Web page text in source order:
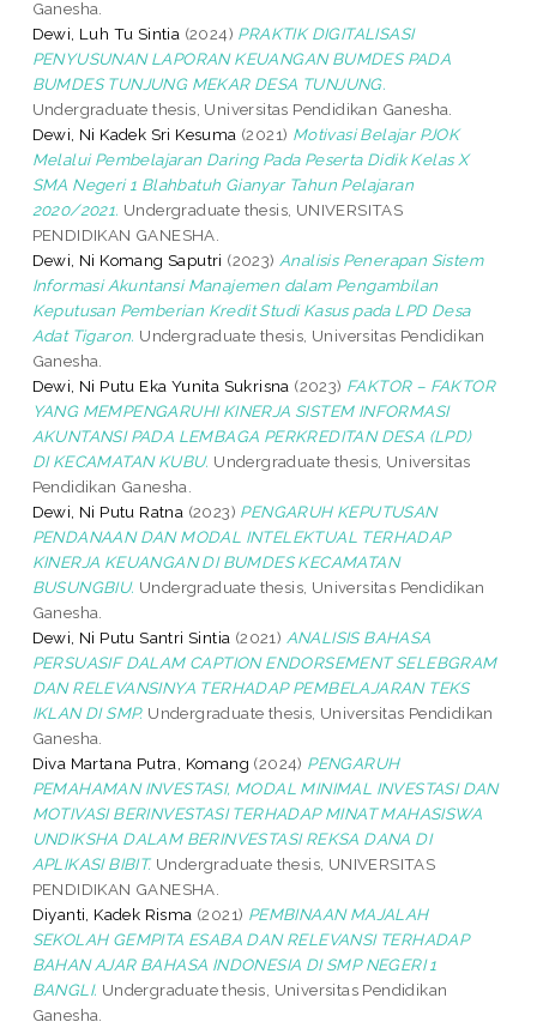
Ganesha.
Dewi, Luh Tu Sintia (2024) PRAKTIK DIGITALISASI
PENYUSUNAN LAPORAN KEUANGAN BUMDES PADA
BUMDES TUNJUNG MEKAR DESA TUNJUNG.
Undergraduate thesis, Universitas Pendidikan Ganesha.
Dewi, Ni Kadek Sri Kesuma (2021) Motivasi Belajar PJOK
Melalui Pembelajaran Daring Pada Peserta Didik Kelas X
SMA Negeri 1 Blahbatuh Gianyar Tahun Pelajaran
2020/2021. Undergraduate thesis, UNIVERSITAS
PENDIDIKAN GANESHA.
Dewi, Ni Komang Saputri (2023) Analisis Penerapan Sistem
Informasi Akuntansi Manajemen dalam Pengambilan
Keputusan Pemberian Kredit Studi Kasus pada LPD Desa
Adat Tigaron. Undergraduate thesis, Universitas Pendidikan
Ganesha.
Dewi, Ni Putu Eka Yunita Sukrisna (2023) FAKTOR – FAKTOR
YANG MEMPENGARUHI KINERJA SISTEM INFORMASI
AKUNTANSI PADA LEMBAGA PERKREDITAN DESA (LPD)
DI KECAMATAN KUBU. Undergraduate thesis, Universitas
Pendidikan Ganesha.
Dewi, Ni Putu Ratna (2023) PENGARUH KEPUTUSAN
PENDANAAN DAN MODAL INTELEKTUAL TERHADAP
KINERJA KEUANGAN DI BUMDES KECAMATAN
BUSUNGBIU. Undergraduate thesis, Universitas Pendidikan
Ganesha.
Dewi, Ni Putu Santri Sintia (2021) ANALISIS BAHASA
PERSUASIF DALAM CAPTION ENDORSEMENT SELEBGRAM
DAN RELEVANSINYA TERHADAP PEMBELAJARAN TEKS
IKLAN DI SMP. Undergraduate thesis, Universitas Pendidikan
Ganesha.
Diva Martana Putra, Komang (2024) PENGARUH
PEMAHAMAN INVESTASI, MODAL MINIMAL INVESTASI DAN
MOTIVASI BERINVESTASI TERHADAP MINAT MAHASISWA
UNDIKSHA DALAM BERINVESTASI REKSA DANA DI
APLIKASI BIBIT. Undergraduate thesis, UNIVERSITAS
PENDIDIKAN GANESHA.
Diyanti, Kadek Risma (2021) PEMBINAAN MAJALAH
SEKOLAH GEMPITA ESABA DAN RELEVANSI TERHADAP
BAHAN AJAR BAHASA INDONESIA DI SMP NEGERI 1
BANGLI. Undergraduate thesis, Universitas Pendidikan
Ganesha.